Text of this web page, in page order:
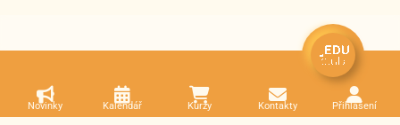
Novinky Kalendář Kurzy Kontakty Přihlášení